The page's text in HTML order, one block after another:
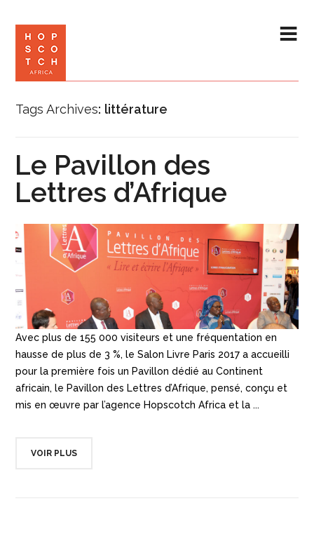
Tags Archives littérature
Le Pavillon des
Lettres d’Afrique
Avec plus de 155 000 visiteurs et une fréquentation en
hausse de plus de 3 %, le Salon Livre Paris 2017 a accueilli
pour la première fois un Pavillon dédié au Continent
africain, le Pavillon des Lettres d’Afrique, pensé, conçu et
mis en œuvre par l’agence Hopscotch Africa et la ...
VOIR PLUS